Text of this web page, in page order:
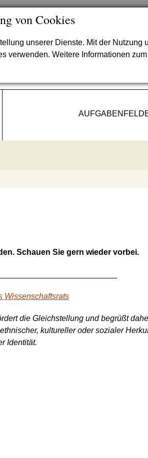
von Cookies
unserer Dienste. Mit der Nutzung
verwenden. Weitere Informationen
Schauen Sie gern wieder vorbei.
Wissenschaftsrats
die Gleichstellung und begrüßt
kultureller oder sozialer
Identität.